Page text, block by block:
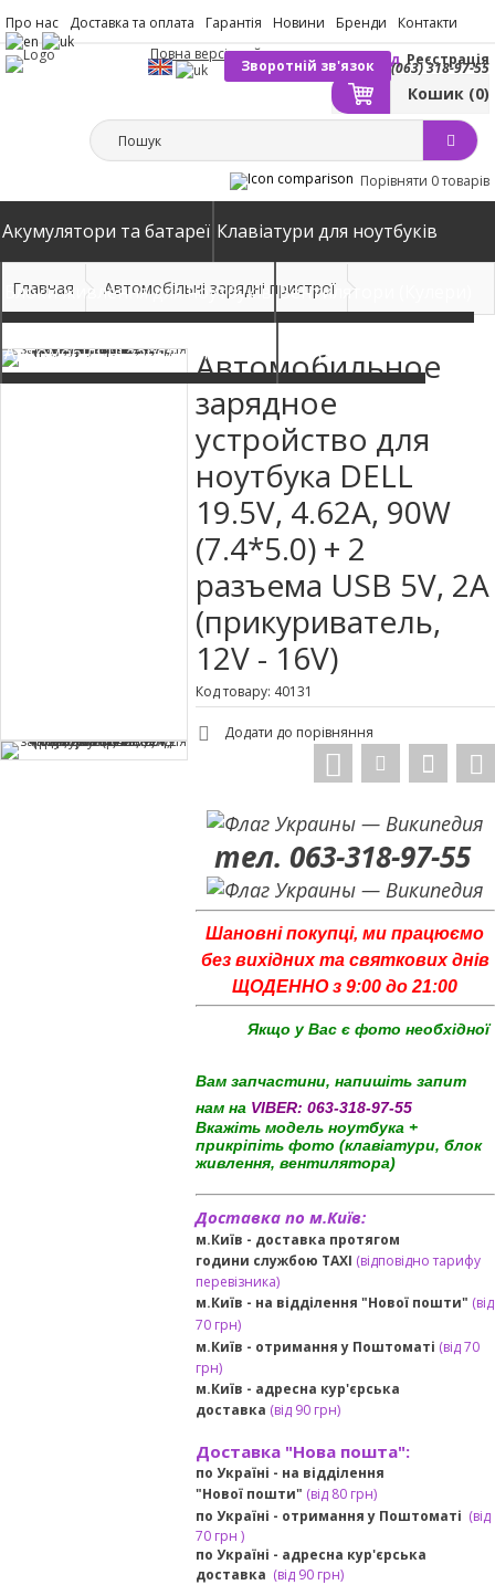
Про нас Доставка та оплата Гарантія Новини Бренди Контакти
(063) 318-97-55
Зворотній зв'язокВхід Реєстрація
Кошик (0)
Повна версія сайту
Порівняти 0 товарів
Акумулятори та батареї Клавіатури для ноутбуків
Блоки живлення для ноутбуків Вентилятори (Кулери)
Автомобільні зарядні пристрої Матриці екрани
Главная Автомобільні зарядні пристрої
Автомобильное
зарядное
устройство для
ноутбука DELL
19.5V, 4.62A, 90W
(7.4*5.0) + 2
разъема USB 5V, 2A
(прикуриватель,
12V - 16V)
Код товару: 40131
Додати до порівняння
тел. 063-318-97-55
Шановні покупці, ми працюємо
без вихідних та святкових днів
ЩОДЕННО з 9:00 до 21:00
Якщо у Вас є фото необхідної
Вам запчастини, напишіть запит
нам на VIBER: 063-318-97-55
Вкажіть модель ноутбука +
прикріпіть фото (клавіатури, блок
живлення, вентилятора)
Доставка по м.Київ:
м.Київ - доставка протягом
години службою TAXI (відповідно тарифу
перевізника)
м.Київ - на відділення "Нової пошти" (від
70 грн)
м.Київ - отримання у Поштоматі (від 70
грн)
м.Київ - адресна кур'єрська
доставка (від90 грн)
Доставка "Нова пошта":
по Україні - на відділення
"Нової пошти" (від 80 грн)
по Україні - отримання у Поштоматі (від
70 грн )
по Україні - адресна кур'єрська
доставка (від90 грн)